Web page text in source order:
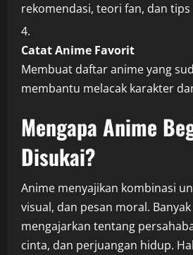
rekomendasi, teori fan, dan
Catat Anime Favorit
Membuat daftar anime yang
membantu melacak karakter
Mengapa Anime
Disukai?
Anime menyajikan kombinasi
visual, dan pesan moral.
mengajarkan tentang
cinta, dan perjuangan hidup.